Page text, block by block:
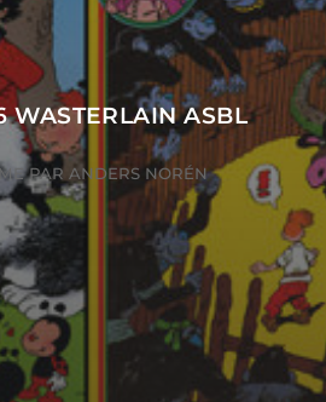
WASTERLAIN ASBL
PAR ANDERS NORÉN